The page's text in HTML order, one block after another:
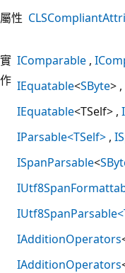
屬性
實
作
IComparable
IEquatable<SByte>
IEquatable<TSelf>
IParsable<TSelf>
ISpanParsable<
IAdditionOperators
IAdditionOperators